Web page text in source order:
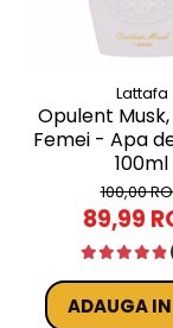
Lattafa
Opulent
Femei - Apa
100ml
100,00
89,99
ADAUGA